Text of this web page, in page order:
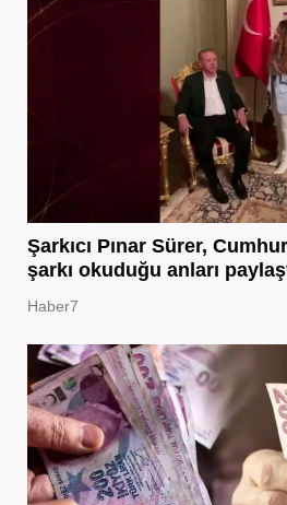
Şarkıcı Pınar Sürer,
şarkı okuduğu anları
Haber7